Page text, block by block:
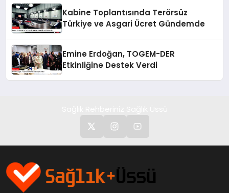
Kabine Toplantısında Terörsüz
Türkiye ve Asgari Ücret Gündemde
Emine Erdoğan, TOGEM-DER
Etkinliğine Destek Verdi